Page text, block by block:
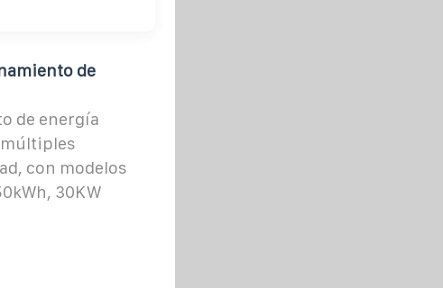
de
de energía
múltiples
con modelos
30KW